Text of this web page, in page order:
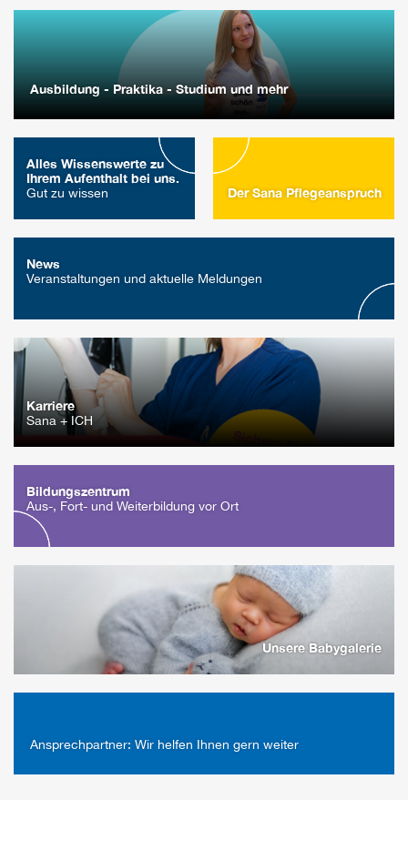
Ausbildung - Praktika - Studium und mehr
Alles Wissenswerte zu
Ihrem Aufenthalt bei uns.
Gut zu wissen Der Sana Pflegeanspruch
News
Veranstaltungen und aktuelle Meldungen
Karriere
Sana + ICH
Bildungszentrum
Aus-, Fort- und Weiterbildung vor Ort
Unsere Babygalerie
Ansprechpartner: Wir helfen Ihnen gern weiter